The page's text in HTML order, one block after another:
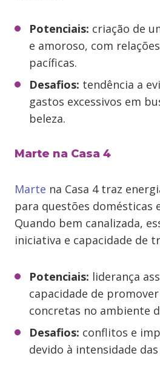
Potenciais: criação de
e amoroso, com
pacíficas.
Desafios: tendência a
gastos excessivos em
beleza.
Marte na Casa 4
Marte na Casa 4 traz
para questões domésticas
Quando bem canalizada,
iniciativa e capacidade de
Potenciais: liderança
capacidade de
concretas no ambiente
Desafios: conflitos e
devido à intensidade das